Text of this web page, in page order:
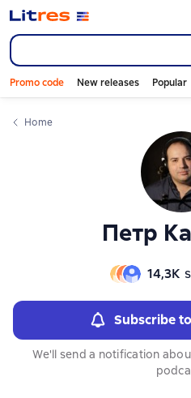
Promo code New releases Popular
Home
Петр
14,3К
Subscribe
We'll send a notification
Слайдер с книгами